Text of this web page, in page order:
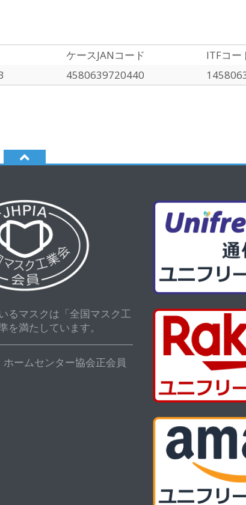
ケースJANコード
ITFコー
4580639720440
るマスクは「全国マスク工
を満たしています。
ホームセンター協会正会員